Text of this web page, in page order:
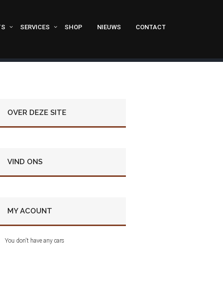
SERVICES SHOP NIEUWS CONTACT
OVER DEZE SITE
VIND ONS
MY ACOUNT
You don't have any cars